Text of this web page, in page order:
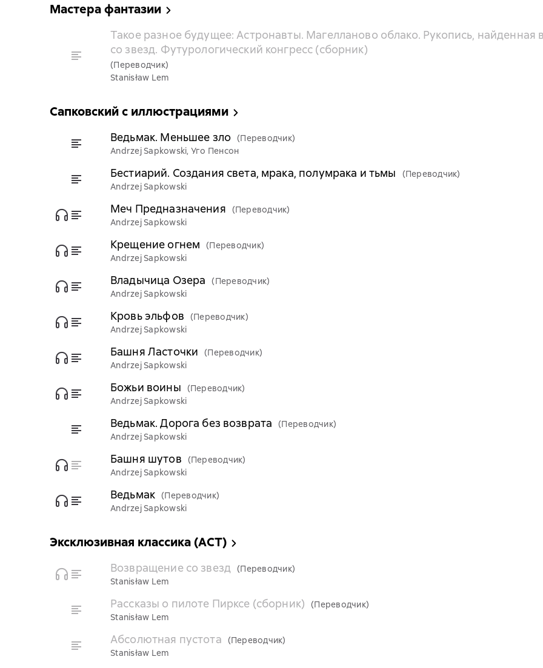
Мастера фантазии
Такое разное будущее: Астронавты. Магелланово облако. Рукопись, найденная
со звезд. Футурологический конгресс (сборник)
(Переводчик)
Stanisław Lem
Сапковский с иллюстрациями
Ведьмак. Меньшее зло (Переводчик)
Andrzej Sapkowski, Уго Пенсон
Бестиарий. Создания света, мрака, полумрака и тьмы
(Переводчик)
Andrzej Sapkowski
Меч Предназначения
(Переводчик)
Andrzej Sapkowski
Крещение огнем
(Переводчик)
Andrzej Sapkowski
Владычица Озера
(Переводчик)
Andrzej Sapkowski
Кровь эльфов
(Переводчик)
Andrzej Sapkowski
Башня Ласточки
(Переводчик)
Andrzej Sapkowski
Божьи воины
(Переводчик)
Andrzej Sapkowski
Ведьмак. Дорога без возврата
(Переводчик)
Andrzej Sapkowski
Башня шутов
(Переводчик)
Andrzej Sapkowski
Ведьмак (Переводчик)
Andrzej Sapkowski
Эксклюзивная классика (АСТ)
Возвращение со звезд (Переводчик)
Stanisław Lem
Рассказы о пилоте Пирксе (сборник)
(Переводчик)
Stanisław Lem
Абсолютная пустота
(Переводчик)
Stanisław Lem